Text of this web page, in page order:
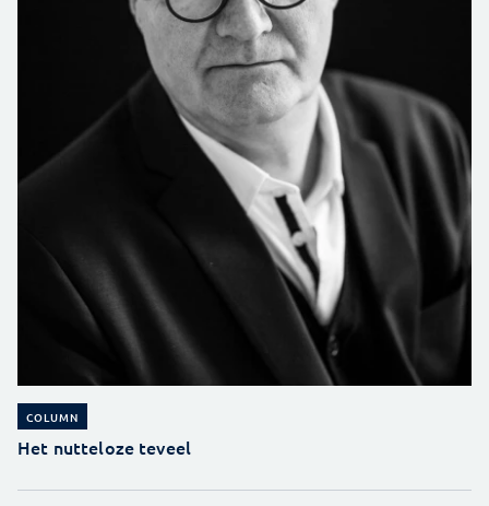
COLUMN
Het nutteloze teveel